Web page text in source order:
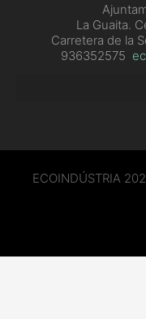
La Guaita.
Carretera de la
936352575
ECOINDÚSTRIA